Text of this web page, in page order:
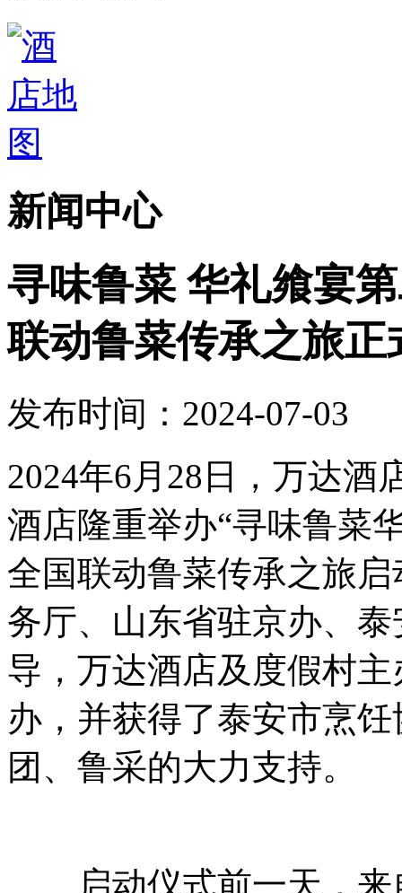
新闻中心
寻味鲁菜 华礼飨宴
联动鲁菜传承之旅正
发布时间：2024-07-03
2024年6月28日，万达酒
酒店隆重举办“寻味鲁菜
全国联动鲁菜传承之旅
务厅、山东省驻京办、
导，万达酒店及度假村
办，并获得了泰安市烹
团、鲁采的大力支持。
启动仪式前一天，来